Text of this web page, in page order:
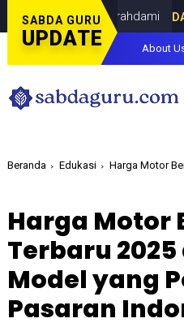
SABDA GURU
UPDATE
di Curahdami DAERAH
About
Beranda Edukasi Harga Motor Benelli
Harga Motor
Terbaru
Model yang
Pasaran